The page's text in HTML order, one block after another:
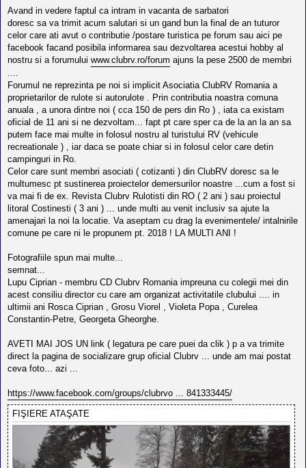
e
s
i
u
t
u
l
o
t
d
i
n
R
o
m
a
n
a
s
j
Avand in vedere faptul ca intram in vacanta de sarbatori
doresc sa va trimit acum salutari si un gand bun la final de an tuturor
celor care ati avut o contributie /postare turistica pe forum sau aici pe
facebook facand posibila informarea sau dezvoltarea acestui hobby al
nostru si a forumului www.clubrv.ro/forum ajuns la pese 2500 de membri
....
Forumul ne reprezinta pe noi si implicit Asociatia ClubRV Romania a
proprietarilor de rulote si autorulote . Prin contributia noastra comuna
anuala , a unora dintre noi ( cca 150 de pers din Ro ) , iata ca existam
oficial de 11 ani si ne dezvoltam... fapt pt care sper ca de la an la an sa
putem face mai multe in folosul nostru al turistului RV (vehicule
recreationale ) , iar daca se poate chiar si in folosul celor care detin
campinguri in Ro.
Celor care sunt membri asociati ( cotizanti ) din ClubRV doresc sa le
multumesc pt sustinerea proiectelor demersurilor noastre ...cum a fost si
va mai fi de ex. Revista Clubrv Rulotisti din RO ( 2 ani ) sau proiectul
litoral Costinesti ( 3 ani ) ... unde multi au venit inclusiv sa ajute la
amenajari la noi la locatie. Va aseptam cu drag la evenimentele/ intalnirile
comune pe care ni le propunem pt. 2018 ! LA MULTI ANI !
Fotografiile spun mai multe...
semnat...
Lupu Ciprian - membru CD Clubrv Romania impreuna cu colegii mei din
acest consiliu director cu care am organizat activitatile clubului .... in
ultimii ani Rosca Ciprian , Grosu Viorel , Violeta Popa , Curelea
Constantin-Petre, Georgeta Gheorghe.
AVETI MAI JOS UN link ( legatura pe care puei da clik ) p a va trimite
direct la pagina de socializare grup oficial Clubrv ... unde am mai postat
ceva foto... azi ...
https://www.facebook.com/groups/clubrvo ... 841333445/
FIŞIERE ATAŞATE